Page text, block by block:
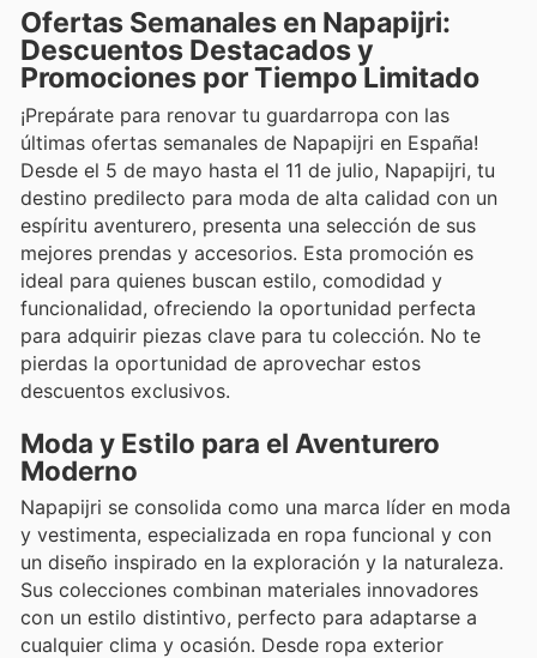
Ofertas Semanales en Napapijri:
Descuentos Destacados y
Promociones por Tiempo Limitado
¡Prepárate para renovar tu guardarropa con las
últimas ofertas semanales de Napapijri en España!
Desde el 5 de mayo hasta el 11 de julio, Napapijri, tu
destino predilecto para moda de alta calidad con un
espíritu aventurero, presenta una selección de sus
mejores prendas y accesorios. Esta promoción es
ideal para quienes buscan estilo, comodidad y
funcionalidad, ofreciendo la oportunidad perfecta
para adquirir piezas clave para tu colección. No te
pierdas la oportunidad de aprovechar estos
descuentos exclusivos.
Moda y Estilo para el Aventurero
Moderno
Napapijri se consolida como una marca líder en moda
y vestimenta, especializada en ropa funcional y con
un diseño inspirado en la exploración y la naturaleza.
Sus colecciones combinan materiales innovadores
con un estilo distintivo, perfecto para adaptarse a
cualquier clima y ocasión. Desde ropa exterior